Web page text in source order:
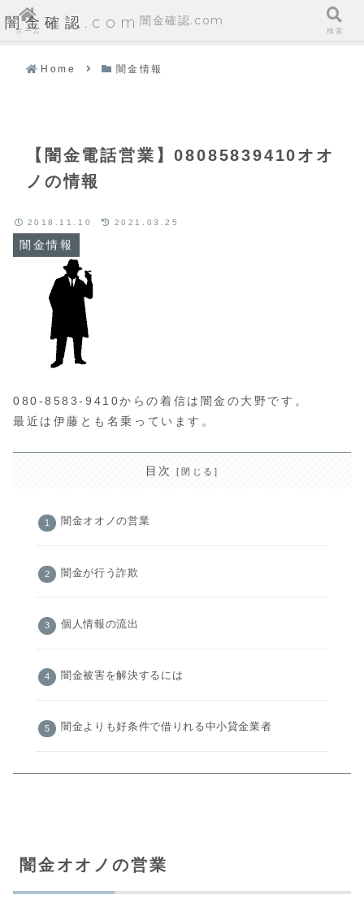
闇金確認.com
Home 闇金情報
【闇金電話営業】08085839410オオ
ノの情報
闇金情報
2018.11.10 2021.03.25
080-8583-9410からの着信は闇金の大野です。
最近は伊藤とも名乗っています。
目次
闇金オオノの営業
闇金が行う詐欺
個人情報の流出
闇金被害を解決するには
闇金よりも好条件で借りれる中小貸金業者
闇金オオノの営業
ホーム
闇金確認.com
検索